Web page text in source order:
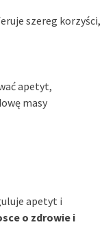
szereg korzyści,
apetyt,
masy
apetyt i
o zdrowie i